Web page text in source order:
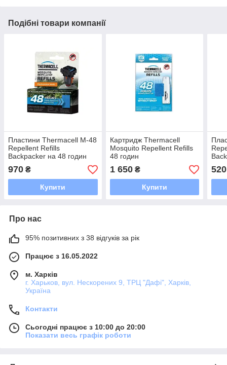
Подібні товари компанії
Пластини Thermacell M-48
Repellent Refills
Backpacker на 48 годин
970 ₴
Купити
Картридж Thermacell
Mosquito Repellent Refills
48 годин
1 650₴
Купити
520
Про нас
95% позитивних з 38 відгуків за рік
Працює з 16.05.2022
м. Харків
г. Харьков, вул. Нескорених 9, ТРЦ "Дафі", Харків,
Україна
Контакти
Сьогодні працює з 10:00 до 20:00
Показати весь графік роботи